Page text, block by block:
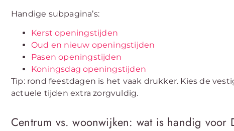
Handige subpagina’s:
Kerst openingstijden
Oud en nieuw openingstijden
Pasen openingstijden
Koningsdag openingstijden
Tip: rond feestdagen is het vaak drukker. Kies de
actuele tijden extra zorgvuldig.
Centrum vs. woonwijken: wat is handig voor